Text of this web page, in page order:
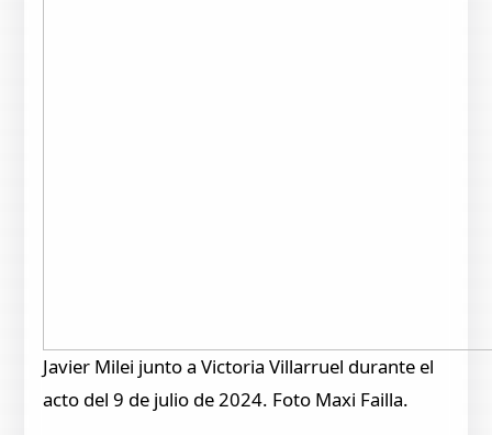
Javier Milei junto a Victoria Villarruel durante el
acto del 9 de julio de 2024. Foto Maxi Failla.